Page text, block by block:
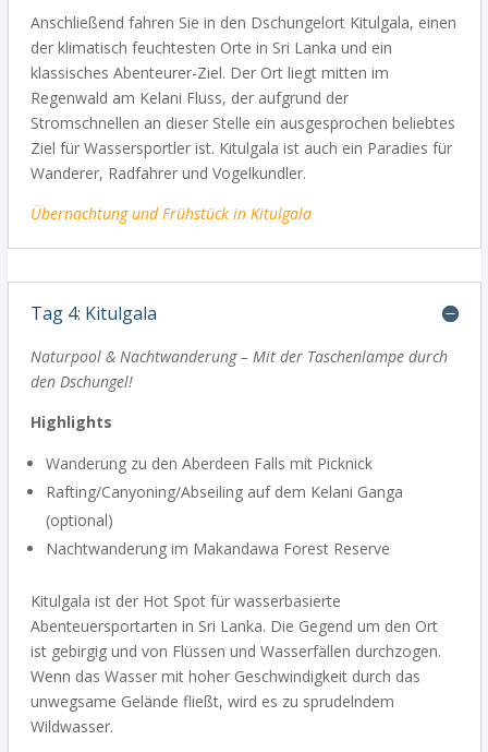
Anschließend fahren Sie in den Dschungelort Kitulgala, einen
der klimatisch feuchtesten Orte in Sri Lanka und ein
klassisches Abenteurer-Ziel. Der Ort liegt mitten im
Regenwald am Kelani Fluss, der aufgrund der
Stromschnellen an dieser Stelle ein ausgesprochen beliebtes
Ziel für Wassersportler ist. Kitulgala ist auch ein Paradies für
Wanderer, Radfahrer und Vogelkundler.
Übernachtung und Frühstück in Kitulgala
Tag 4: Kitulgala
Naturpool & Nachtwanderung – Mit der Taschenlampe durch
den Dschungel!
Highlights
Wanderung zu den Aberdeen Falls mit Picknick
Rafting/Canyoning/Abseiling auf dem Kelani Ganga
(optional)
Nachtwanderung im Makandawa Forest Reserve
Kitulgala ist der Hot Spot für wasserbasierte
Abenteuersportarten in Sri Lanka. Die Gegend um den Ort
ist gebirgig und von Flüssen und Wasserfällen durchzogen.
Wenn das Wasser mit hoher Geschwindigkeit durch das
unwegsame Gelände fließt, wird es zu sprudelndem
Wildwasser.